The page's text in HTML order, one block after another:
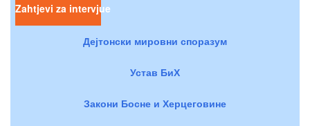
Zahtjevi za intervjue
Дејтонски мировни споразум
Устав БиХ
Закони Босне и Херцеговине